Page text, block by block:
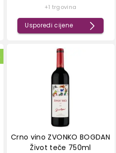
+1 trgovina
Usporedi cijene
Crno vino ZVONKO BOGDAN
Život teče 750ml